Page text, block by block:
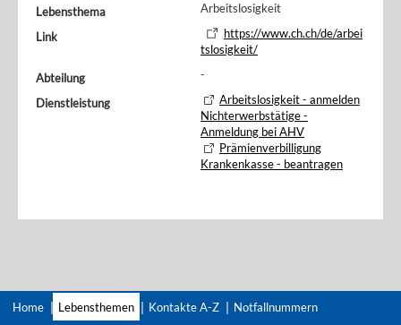
Lebensthema
Arbeitslosigkeit
Link
https://www.ch.ch/de/arbei
tslosigkeit/
Abteilung
-
Dienstleistung
Arbeitslosigkeit - anmelden
Nichterwerbstätige -
Anmeldung bei AHV
Prämienverbilligung
Krankenkasse - beantragen
Home Lebensthemen Kontakte A-Z Notfallnummern